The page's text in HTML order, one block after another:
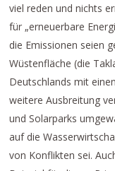
viel reden und nichts
für „erneuerbare
die Emissionen seien
Wüstenfläche (die
Deutschlands mit
weitere Ausbreitung
und Solarparks
auf die
von Konflikten sei.